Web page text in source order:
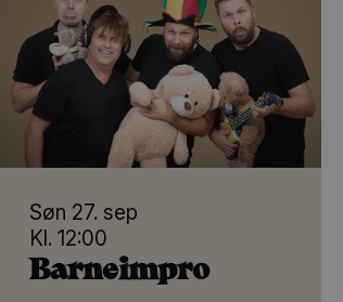
Søn 27. sep
Kl. 12:00
Barneimpro